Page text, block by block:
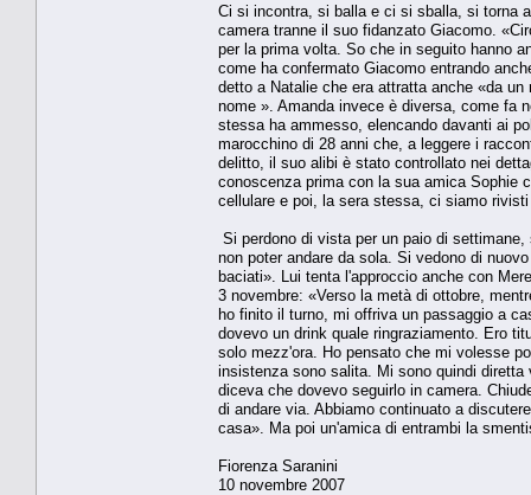
Ci si incontra, si balla e ci si sballa, si torna
camera tranne il suo fidanzato Giacomo.
per la prima volta. So che in seguito hanno
come ha confermato Giacomo entrando
detto a Natalie che era attratta anche «da
nome ». Amanda invece è diversa, come fa
stessa ha ammesso, elencando davanti ai
marocchino di 28 anni che, a leggere i
delitto, il suo alibi è stato controllato nei
conoscenza prima con la sua amica Sophie
cellulare e poi, la sera stessa, ci siamo
Si perdono di vista per un paio di
non poter andare da sola. Si vedono di
baciati». Lui tenta l'approccio anche con
3 novembre: «Verso la metà di ottobre,
ho finito il turno, mi offriva un passaggio a
dovevo un drink quale ringraziamento. Ero
solo mezz'ora. Ho pensato che mi volesse
insistenza sono salita. Mi sono quindi
diceva che dovevo seguirlo in camera.
di andare via. Abbiamo continuato a
casa». Ma poi un'amica di entrambi la
Fiorenza Saranini
10 novembre 2007